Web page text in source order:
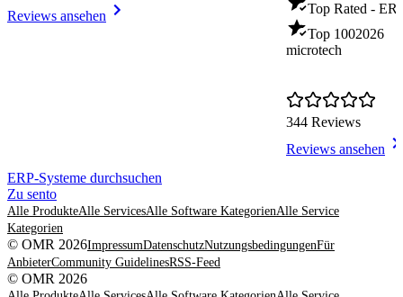
Reviews ansehen
Top Rated -
Top 1002026
microtech
344 Reviews
Reviews ansehen
Item
1
of
8
ERP-Systeme durchsuchen
Zu sento
Alle ProdukteAlle ServicesAlle Software KategorienAlle Service
Kategorien
© OMR 2026ImpressumDatenschutzNutzungsbedingungenFür
AnbieterCommunity GuidelinesRSS-Feed
© OMR 2026